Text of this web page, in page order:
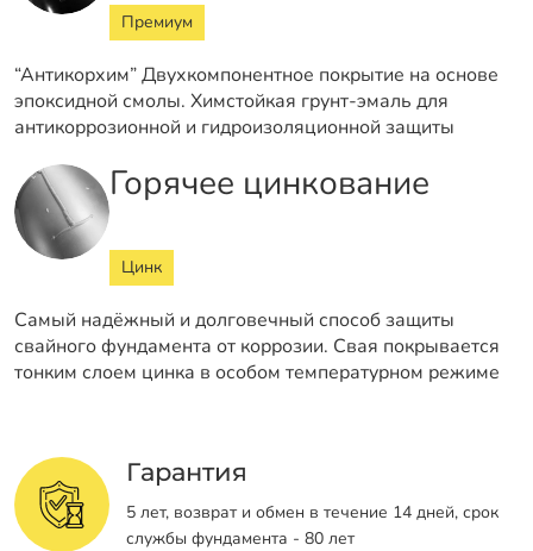
Премиум
“Антикорхим” Двухкомпонентное покрытие на основе
эпоксидной смолы. Химстойкая грунт-эмаль для
антикоррозионной и гидроизоляционной защиты
Горячее цинкование
Цинк
Самый надёжный и долговечный способ защиты
свайного фундамента от коррозии. Свая покрывается
тонким слоем цинка в особом температурном режиме
Гарантия
5 лет, возврат и обмен в течение 14 дней, срок
службы фундамента - 80 лет